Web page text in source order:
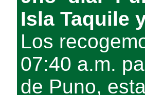
Isla Taquile
Los
07:40 a.m.
de Puno,